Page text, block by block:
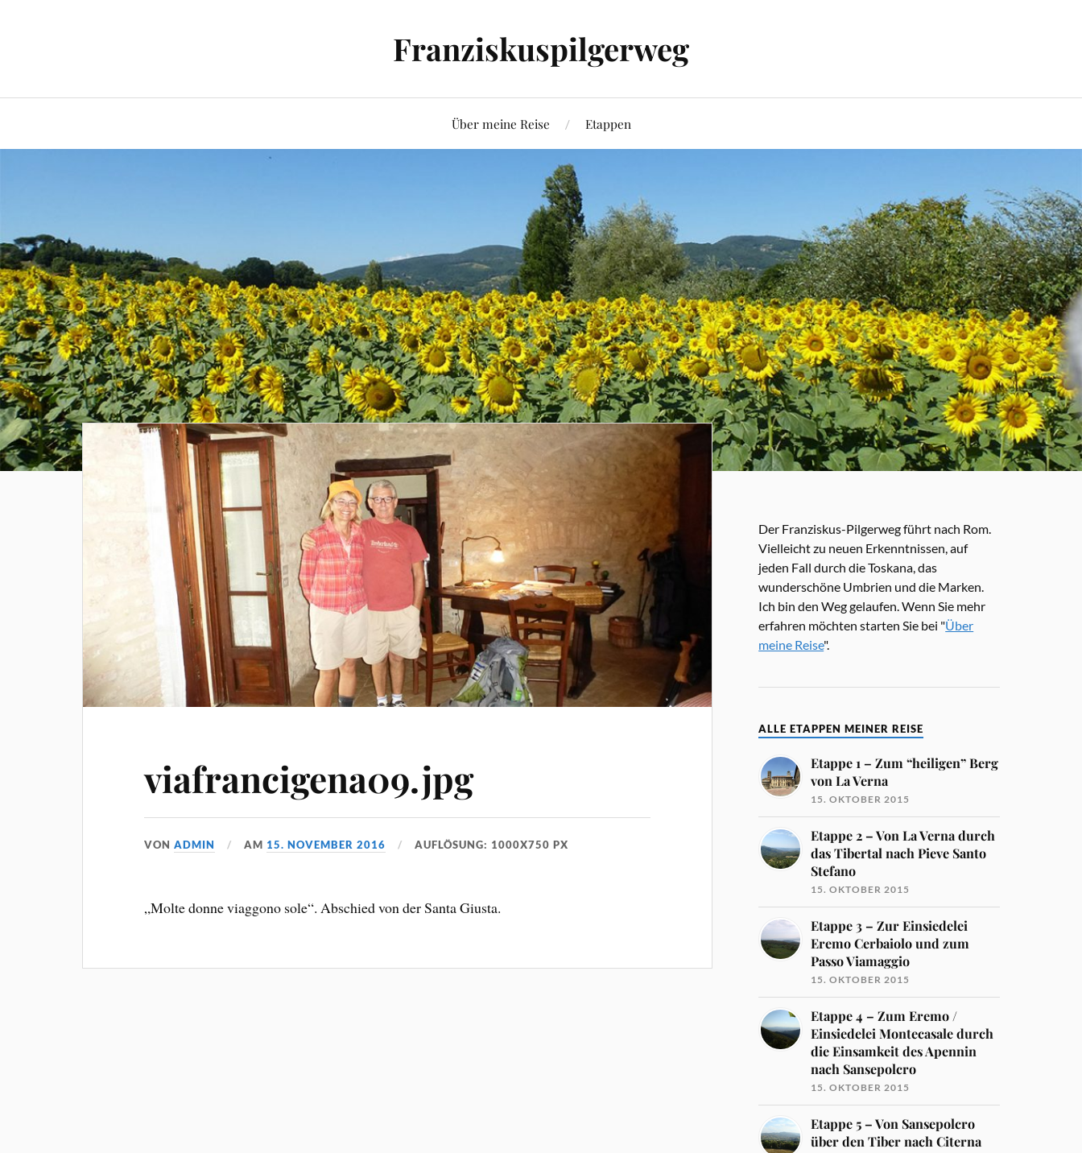
Franziskuspilgerweg
Über meine Reise Etappen
viafrancigena09.jpg
VONADMIN AM 15. NOVEMBER 2016 AUFLÖSUNG: 1000X750 PX
„Molte donne viaggono sole“. Abschied von der Santa Giusta.
Der Franziskus-Pilgerweg führt nach Rom.
Vielleicht zu neuen Erkenntnissen, auf
jeden Fall durch die Toskana, das
wunderschöne Umbrien und die Marken.
Ich bin den Weg gelaufen. Wenn Sie mehr
erfahren möchten starten Sie bei "Über
meine Reise".
ALLE ETAPPEN MEINER REISE
Etappe 1 – Zum “heiligen” Berg
von La Verna
15. OKTOBER 2015
Etappe 2 – Von La Verna durch
das Tibertal nach Pieve Santo
Stefano
15. OKTOBER 2015
Etappe 3 – Zur Einsiedelei
Eremo Cerbaiolo und zum
Passo Viamaggio
15. OKTOBER 2015
Etappe 4 – Zum Eremo /
Einsiedelei Montecasale durch
die Einsamkeit des Apennin
nach Sansepolcro
15. OKTOBER 2015
Etappe 5 – Von Sansepolcro
über den Tiber nach Citerna